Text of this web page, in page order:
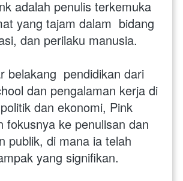
adalah penulis terkemuka
yang tajam dalam  bidang
dan perilaku manusia.
belakang  pendidikan dari
dan pengalaman kerja di
dan ekonomi, Pink
fokusnya ke penulisan dan
publik, di mana ia telah
yang signifikan.